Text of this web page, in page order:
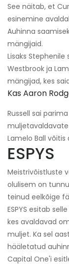
See näitab, et
esinemine
Auhinna
mängijaid.
Lisaks Stephenile
Westbrook ja
mängijad, kes
Kas Aaron
Russell sai
Lamelo Ball
ESPYS
Meistrivõistluste
olulisem on
teinud eelkõige
ESPYS esitab
kes avaldavad
muljet. Ka sel
hääletatud
Capital One'i